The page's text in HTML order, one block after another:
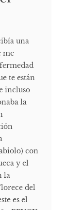
una
me
te están
incluso
la
con
y el
la
del
es el